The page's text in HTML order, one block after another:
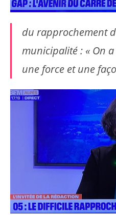
du rapprochement
municipalité : « On
une force et une